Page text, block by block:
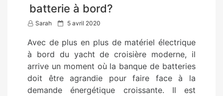
batterie à bord?
Sarah
P
s
t
e
d
5 avril 2020
Avec de plus en plus de matériel électrique
à bord du yacht de croisière moderne, il
arrive un moment où la banque de batteries
doit être agrandie pour faire face à la
demande énergétique croissante. Il est